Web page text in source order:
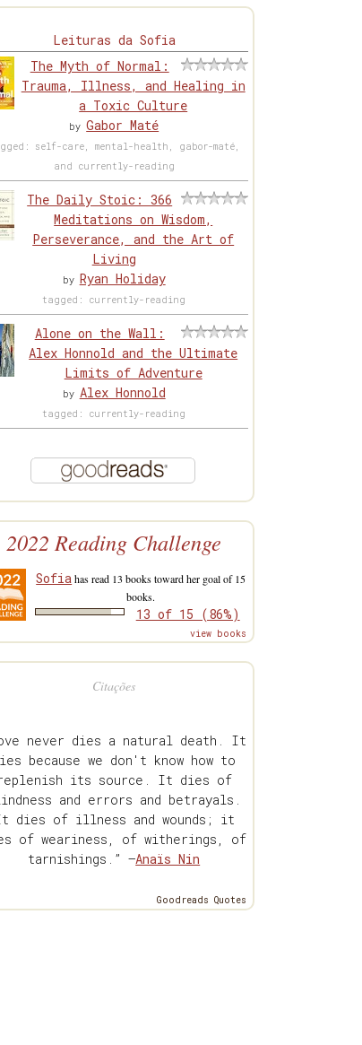
Leituras da Sofia
The Myth of Normal:
Trauma, Illness, and Healing in
a Toxic Culture
byGabor Maté
self-care, mental-health, gabor-maté,
and currently-reading
The Daily Stoic: 366
Meditations on Wisdom,
Perseverance, and the Art of
Living
by Ryan Holiday
tagged: currently-reading
Alone on the Wall:
Alex Honnold and the Ultimate
Limits of Adventure
by Alex Honnold
tagged: currently-reading
2022 Reading Challenge
Sofiahas read 13 books toward her goal of 15
books.
13 of 15 (86%)
view books
Citações
never dies a natural death. It
because we don't know how to
its source. It dies of
and errors and betrayals.
dies of illness and wounds; it
of weariness, of witherings, of
tarnishings.” —Anaïs Nin
Goodreads Quotes